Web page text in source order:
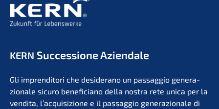
KERN Succes­sio­ne Aziendale
Gli impren­di­to­ri che deside­r­ano un passag­gio genera­
zio­na­le sicuro benefi­ci­a­no della nostra rete unica per la
vendita, l’acqui­si­zio­ne e il passag­gio genera­zio­na­le di